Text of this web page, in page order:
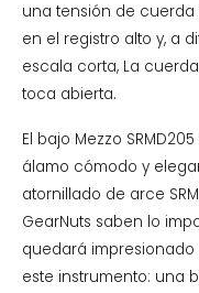
una tensión de
en el registro alto y, a
escala corta, La
toca abierta.
El bajo Mezzo
álamo cómodo y
atornillado de arce
GearNuts saben lo
quedará impresionado
este instrumento: una